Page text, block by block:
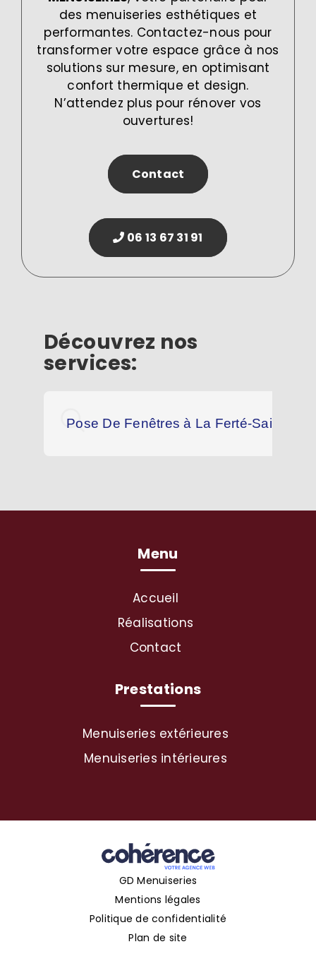
des menuiseries esthétiques et
performantes. Contactez-nous pour
transformer votre espace grâce à nos
solutions sur mesure, en optimisant
confort thermique et design.
N’attendez plus pour rénover vos
ouvertures!
Contact
06 13 67 31 91
Découvrez nos
services:
Pose De Fenêtres à La Ferté-Saint-
Menu
Accueil
Réalisations
Contact
Prestations
Menuiseries extérieures
Menuiseries intérieures
GD Menuiseries
Mentions légales
Politique de confidentialité
Plan de site